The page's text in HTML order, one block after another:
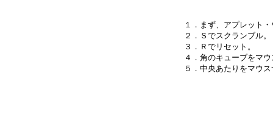
１．まず、アプレット
２．Ｓでスクランブル。
３．Ｒでリセット。
４．角のキューブをマ